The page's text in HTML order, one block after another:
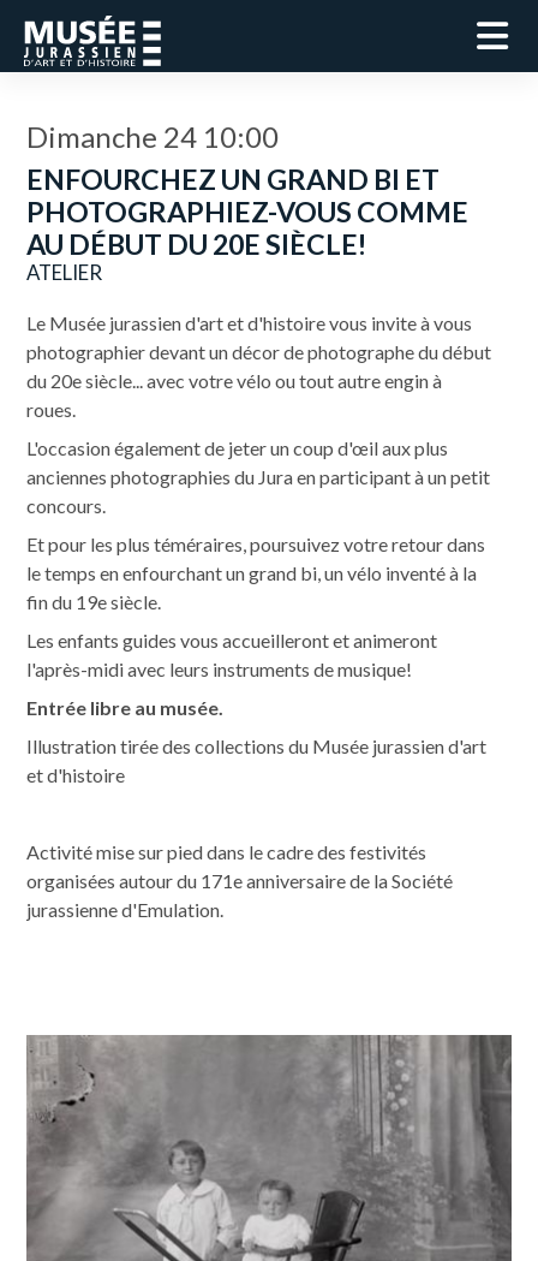
Dimanche 24 10:00
ENFOURCHEZ UN GRAND BI ET
PHOTOGRAPHIEZ-VOUS COMME
AU DÉBUT DU 20E SIÈCLE!
ATELIER
Le Musée jurassien d'art et d'histoire vous invite à vous
photographier devant un décor de photographe du début
du 20e siècle... avec votre vélo ou tout autre engin à
roues.
L'occasion également de jeter un coup d'œil aux plus
anciennes photographies du Jura en participant à un petit
concours.
Et pour les plus téméraires, poursuivez votre retour dans
le temps en enfourchant un grand bi, un vélo inventé à la
fin du 19e siècle.
Les enfants guides vous accueilleront et animeront
l'après-midi avec leurs instruments de musique!
Entrée libre au musée.
Illustration tirée des collections du Musée jurassien d'art
et d'histoire
Activité mise sur pied dans le cadre des festivités
organisées autour du 171e anniversaire de la Société
jurassienne d'Emulation.